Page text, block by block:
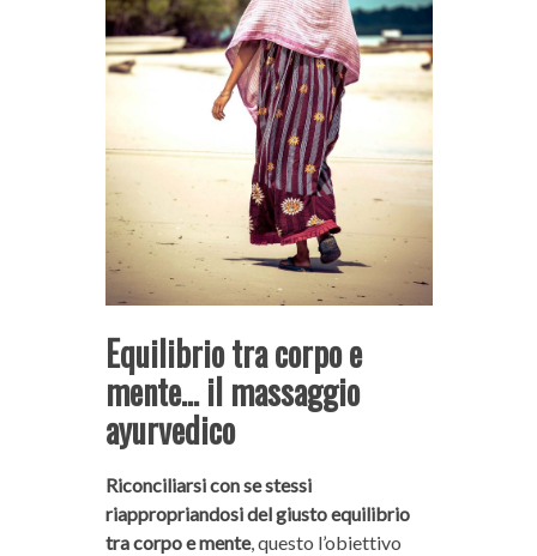
Equilibrio tra corpo e
mente… il massaggio
ayurvedico
Riconciliarsi con se stessi
riappropriandosi del giusto equilibrio
tra corpo e mente, questo l’obiettivo